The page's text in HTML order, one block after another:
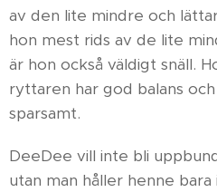
av den lite mindre och
hon mest rids av de lite
är hon också väldigt snäll.
ryttaren har god balans
sparsamt.
DeeDee vill inte bli
utan man håller henne